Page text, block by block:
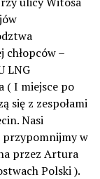
chłopców –
LNG
( I miejsce po
się z zespołami
Nasi
w
przez Artura
Polski ).